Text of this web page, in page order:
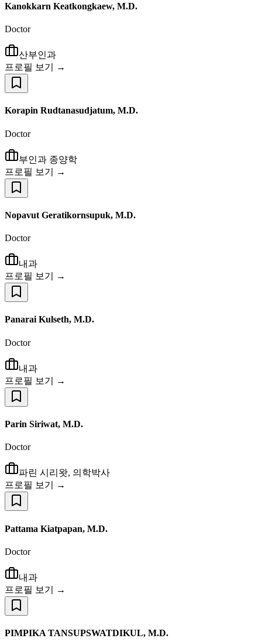
Kanokkarn Keatkongkaew, M.D.
Doctor
산부인과
프로필 보기 →
Korapin Rudtanasudjatum, M.D.
Doctor
부인과 종양학
프로필 보기 →
Nopavut Geratikornsupuk, M.D.
Doctor
내과
프로필 보기 →
Panarai Kulseth, M.D.
Doctor
내과
프로필 보기 →
Parin Siriwat, M.D.
Doctor
파린 시리왓, 의학박사
프로필 보기 →
Pattama Kiatpapan, M.D.
Doctor
내과
프로필 보기 →
PIMPIKA TANSUPSWATDIKUL, M.D.